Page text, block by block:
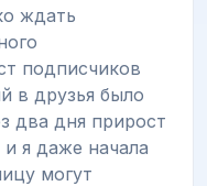
ждать
подписчиков
в друзья было
два дня прирост
и я даже начала
могут